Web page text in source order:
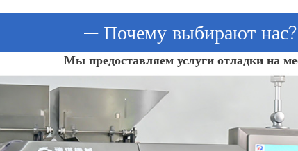
— Почему выбирают нас?
Мы предоставляем услуги отладки на